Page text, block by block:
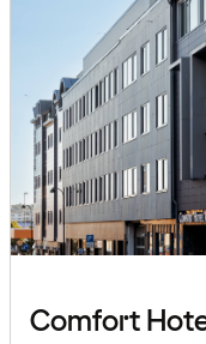
Comfort